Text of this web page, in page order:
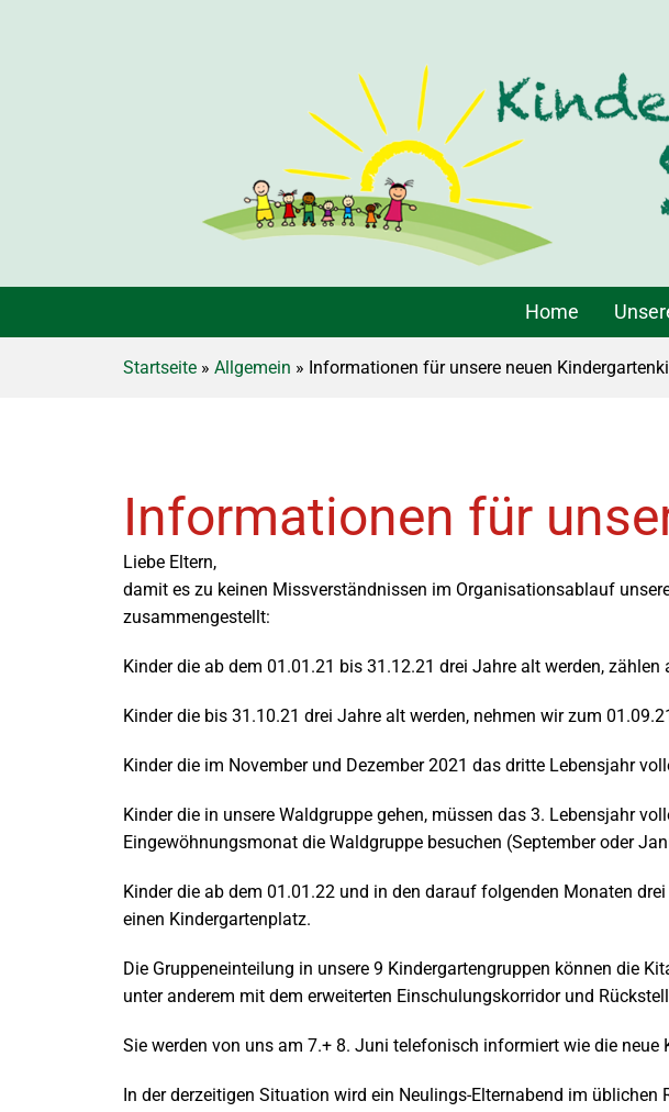
Home
Startseite » Allgemein » Informationen für unsere neuen
Informationen für
Liebe Eltern,
damit es zu keinen Missverständnissen im Organisationsablauf
zusammengestellt:
Kinder die ab dem 01.01.21 bis 31.12.21 drei Jahre alt werden,
Kinder die bis 31.10.21 drei Jahre alt werden, nehmen wir zum
Kinder die im November und Dezember 2021 das dritte Lebensjahr
Kinder die in unsere Waldgruppe gehen, müssen das 3. Lebensjahr
Eingewöhnungsmonat die Waldgruppe besuchen (September oder
Kinder die ab dem 01.01.22 und in den darauf folgenden Monaten
einen Kindergartenplatz.
Die Gruppeneinteilung in unsere 9 Kindergartengruppen können die
unter anderem mit dem erweiterten Einschulungskorridor und
Sie werden von uns am 7.+ 8. Juni telefonisch informiert wie die neue
In der derzeitigen Situation wird ein Neulings-Elternabend im üblichen